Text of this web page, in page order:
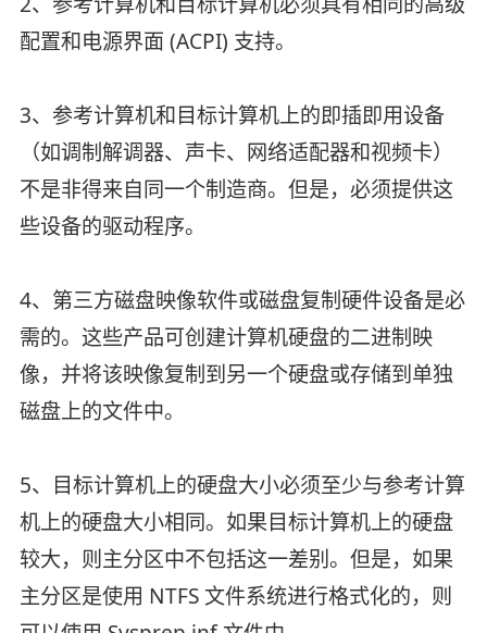
配置和电源界面 (ACPI) 支持。
3、参考计算机和目标计算机上的即插即用设备
（如调制解调器、声卡、网络适配器和视频卡）
不是非得来自同一个制造商。但是，必须提供这
些设备的驱动程序。
4、第三方磁盘映像软件或磁盘复制硬件设备是必
需的。这些产品可创建计算机硬盘的二进制映
像，并将该映像复制到另一个硬盘或存储到单独
磁盘上的文件中。
5、目标计算机上的硬盘大小必须至少与参考计算
机上的硬盘大小相同。如果目标计算机上的硬盘
较大，则主分区中不包括这一差别。但是，如果
主分区是使用 NTFS 文件系统进行格式化的，则